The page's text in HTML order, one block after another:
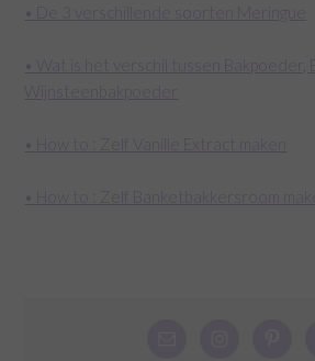
• De 3 verschillende soorten Meringue
• Wat is het verschil tussen Bakpoeder,
• How to : Zelf Vanille Extract maken
• How to : Zelf Banketbakkersroom